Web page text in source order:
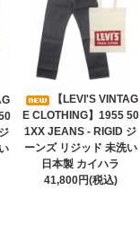
【LEVI'S VINTAG
E CLOTHING】1955 50
1XX JEANS - RIGID ジ
ーンズ リジッド 未洗い
日本製 カイハラ
41,800円(税込)